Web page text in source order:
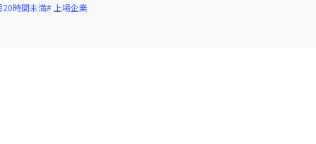
20時間未満 上場企業